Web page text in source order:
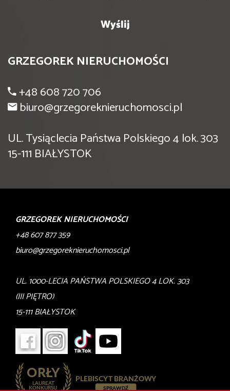
GRZEGOREK NIERUCHOMOŚCI
+48 608 720 706
biuro@grzegoreknieruchomosci.pl
UL. Tysiąclecia Państwa Polskiego 4 lok. 303
15-111 BIAŁYSTOK
GRZEGOREK NIERUCHOMOŚCI
+48 607 877 359
biuro@grzegoreknieruchomosci.pl
UL. 1000-LECIA PAŃSTWA POLSKIEGO 4 LOK. 303
(III PIĘTRO)
15-111 BIAŁYSTOK